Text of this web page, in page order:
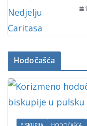
Hodočašća